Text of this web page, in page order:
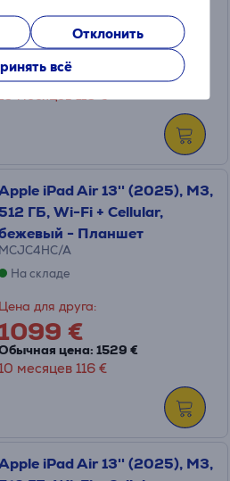
Отклонить
всё
Цена для друга:
€
цена: 1529 €
iPad Air 13'' (2025), M3,
512 ГБ, Wi-Fi + Cellular,
- Планшет
MCJC4HC/A
На складе
Цена для друга:
1099 €
цена: 1529 €
10 месяцев 116 €
iPad Air 13'' (2025), M3,